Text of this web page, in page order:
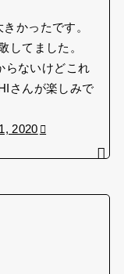
かったです。
してました。
らないけどこれ
さんが楽しみで
2020